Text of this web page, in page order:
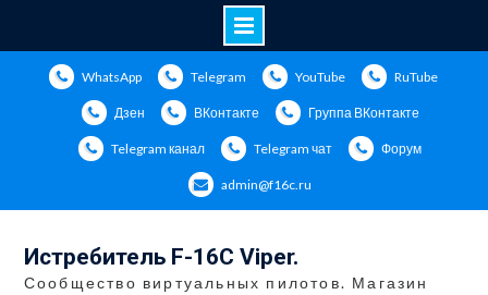
Перейти
содержимому
WhatsApp Telegram YouTube RuTube
Дзен ВКонтакте Группа ВКонтакте
Telegram канал Telegram чат Форум
admin@f16c.ru
Истребитель F-16C Viper.
Сообщество виртуальных пилотов. Магазин